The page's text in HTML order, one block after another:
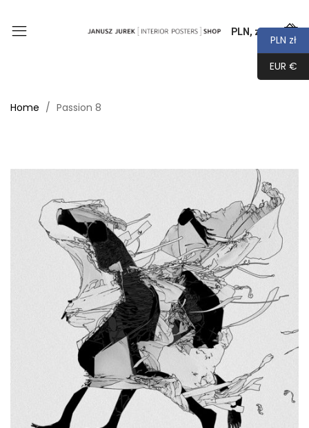
PLN, zł
0
Home Passion 8
PLN zł
EUR €